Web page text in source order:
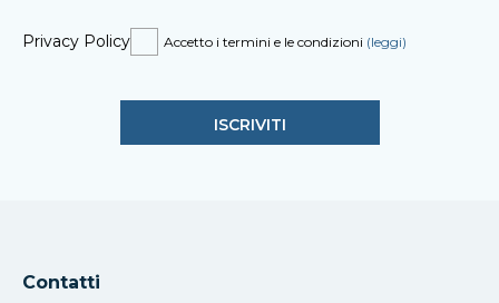
Privacy Policy Accetto i termini e le condizioni (leggi)
Contatti